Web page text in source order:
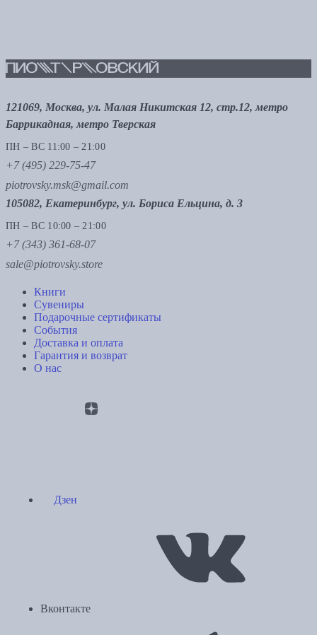
121069, Москва, ул. Малая Никитская 12, стр.12, метро
Баррикадная, метро Тверская
ПН – ВС 11:00 – 21:00
+7 (495) 229-75-47
piotrovsky.msk@gmail.com
105082, Екатеринбург, ул. Бориса Ельцина, д. 3
ПН – ВС 10:00 – 21:00
+7 (343) 361-68-07
sale@piotrovsky.store
Книги
Сувениры
Подарочные сертификаты
События
Доставка и оплата
Гарантия и возврат
О нас
Дзен
Вконтакте